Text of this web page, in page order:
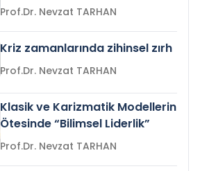
Prof.Dr. Nevzat TARHAN
Kriz zamanlarında zihinsel zırh
Prof.Dr. Nevzat TARHAN
Klasik ve Karizmatik Modellerin
Ötesinde “Bilimsel Liderlik”
Prof.Dr. Nevzat TARHAN